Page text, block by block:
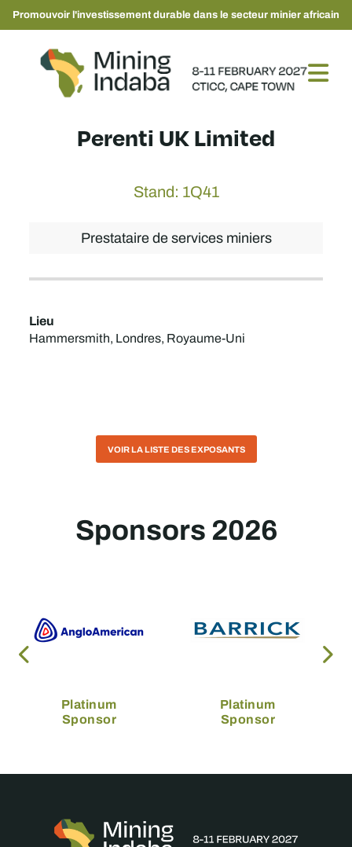
Promouvoir l'investissement durable dans le secteur minier africain
Perenti UK Limited
Stand: 1Q41
Prestataire de services miniers
Lieu
Hammersmith, Londres, Royaume-Uni
VOIR LA LISTE DES EXPOSANTS
Sponsors 2026
Platinum
Sponsor
Platinum
Sponsor